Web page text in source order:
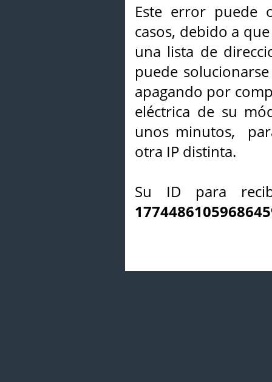
Este error puede
casos, debido a
una lista de
puede
apagando por
eléctrica de su
unos minutos,
otra IP distinta.
Su ID para